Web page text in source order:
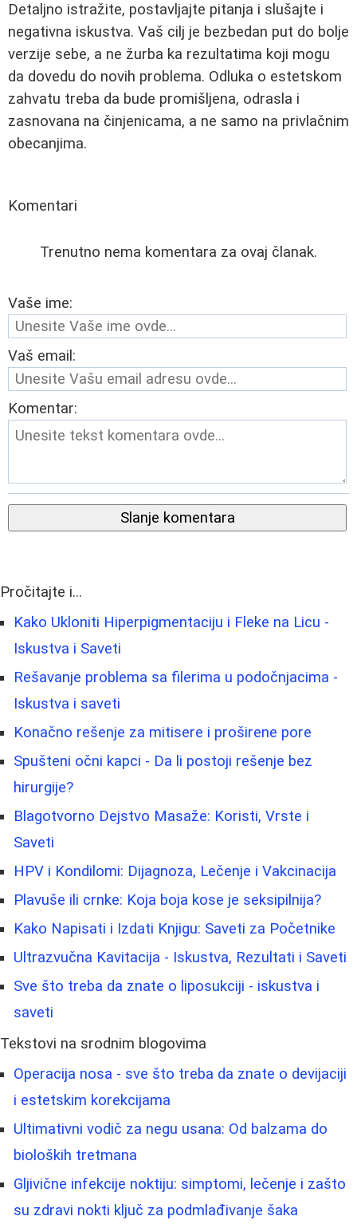
Detaljno istražite, postavljajte pitanja i slušajte i
negativna iskustva. Vaš cilj je bezbedan put do bolje
verzije sebe, a ne žurba ka rezultatima koji mogu
da dovedu do novih problema. Odluka o estetskom
zahvatu treba da bude promišljena, odrasla i
zasnovana na činjenicama, a ne samo na privlačnim
obecanjima.
Komentari
Trenutno nema komentara za ovaj članak.
Vaše ime:
Vaš email:
Komentar:
Slanje komentara
Pročitajte i...
Kako Ukloniti Hiperpigmentaciju i Fleke na Licu -
Iskustva i Saveti
Rešavanje problema sa filerima u podočnjacima -
Iskustva i saveti
Konačno rešenje za mitisere i proširene pore
Spušteni očni kapci - Da li postoji rešenje bez
hirurgije?
Blagotvorno Dejstvo Masaže: Koristi, Vrste i
Saveti
HPV i Kondilomi: Dijagnoza, Lečenje i Vakcinacija
Plavuše ili crnke: Koja boja kose je seksipilnija?
Kako Napisati i Izdati Knjigu: Saveti za Početnike
Ultrazvučna Kavitacija - Iskustva, Rezultati i Saveti
Sve što treba da znate o liposukciji - iskustva i
saveti
Tekstovi na srodnim blogovima
Operacija nosa - sve što treba da znate o devijaciji
i estetskim korekcijama
Ultimativni vodič za negu usana: Od balzama do
bioloških tretmana
Gljivične infekcije noktiju: simptomi, lečenje i zašto
su zdravi nokti ključ za podmlađivanje šaka